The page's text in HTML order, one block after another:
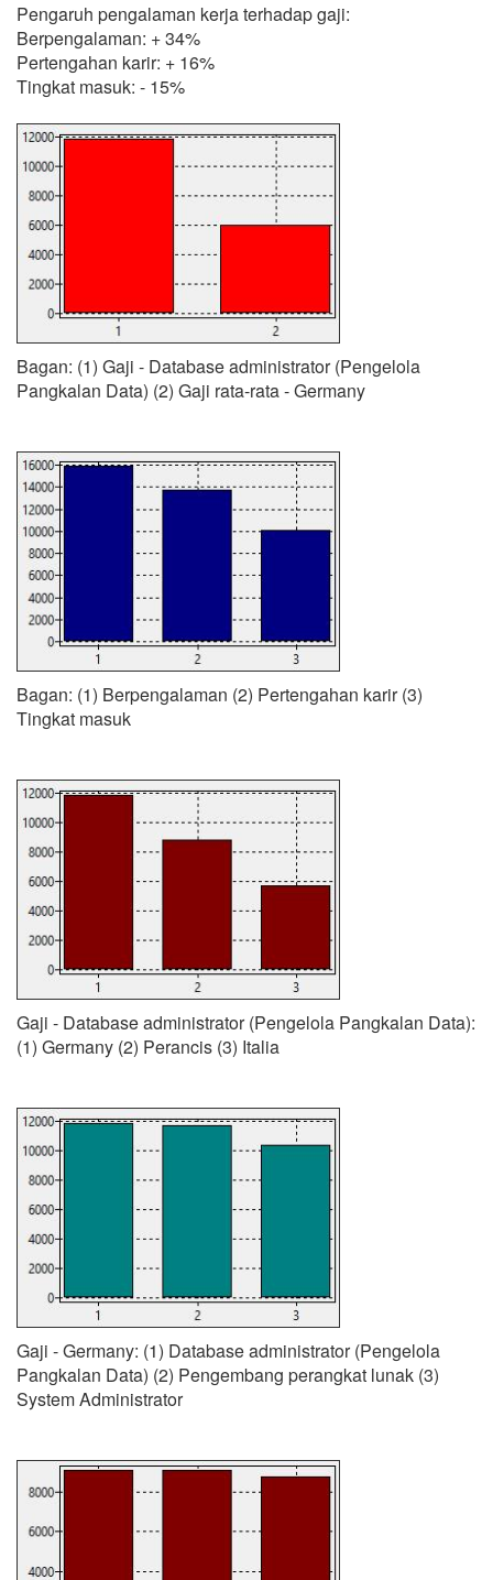
Pengaruh pengalaman kerja terhadap gaji:
Berpengalaman: + 34%
Pertengahan karir: + 16%
Tingkat masuk: - 15%
Bagan: (1) Gaji - Database administrator (Pengelola
Pangkalan Data) (2) Gaji rata-rata - Germany
Bagan: (1) Berpengalaman (2) Pertengahan karir (3)
Tingkat masuk
Gaji - Database administrator (Pengelola Pangkalan Data):
(1) Germany (2) Perancis (3) Italia
Gaji - Germany: (1) Database administrator (Pengelola
Pangkalan Data) (2) Pengembang perangkat lunak (3)
System Administrator